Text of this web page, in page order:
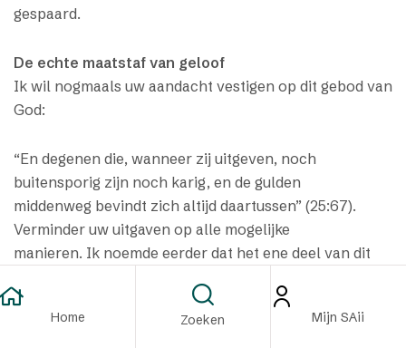
gespaard.
De echte maatstaf van geloof
Ik wil nogmaals uw aandacht vestigen op dit gebod van
God:
“En degenen die, wanneer zij uitgeven, noch
buitensporig zijn noch karig, en de gulden
middenweg bevindt zich altijd daartussen” (25:67).
Verminder uw uitgaven op alle mogelijke
manieren. Ik noemde eerder dat het ene deel van dit
behoeften bestedingen kunnen doen, en het andere
deel leert ons hoe we moeten uitgeven omwille
Home Zoeken Mijn SAii